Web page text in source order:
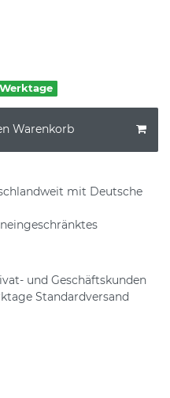
Warenkorb
mit Deutsche
und Geschäftskunden
Standardversand